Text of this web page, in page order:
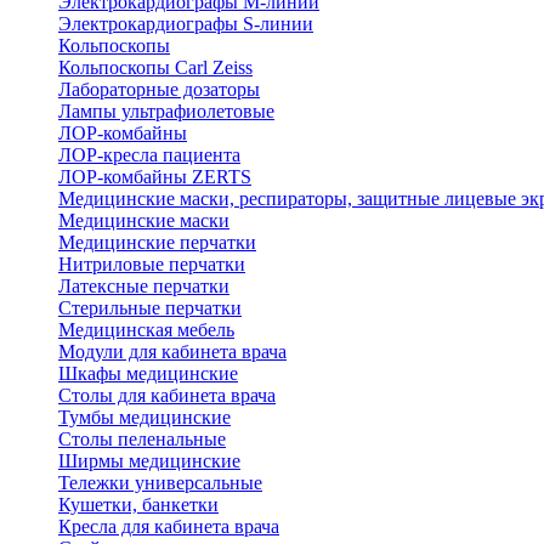
Электрокардиографы S-линии
Кольпоскопы
Кольпоскопы Carl Zeiss
Лабораторные дозаторы
Лампы ультрафиолетовые
ЛОР-комбайны
ЛОР-кресла пациента
ЛОР-комбайны ZERTS
Медицинские маски, респираторы, защитные лицевые
Медицинские маски
Медицинские перчатки
Нитриловые перчатки
Латексные перчатки
Стерильные перчатки
Медицинская мебель
Модули для кабинета врача
Шкафы медицинские
Столы для кабинета врача
Тумбы медицинские
Столы пеленальные
Ширмы медицинские
Тележки универсальные
Кушетки, банкетки
Кресла для кабинета врача